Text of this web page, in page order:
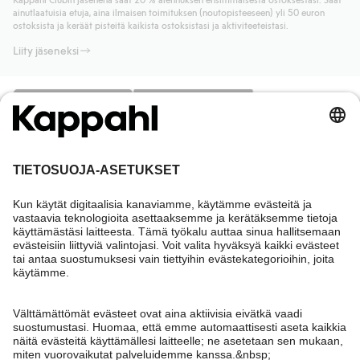
Lue lisää
ainutlaatuisia etuja, aina ilmaisen toimituksen (noutopisteeseen) yli 50 euron
ostoksista ja keräät pisteitä kaikista ostoksistasi ja aktiviteeteistasi.
Liity jäseneksi
Tarvitsetko apua?
Asiakaspalvelu
Usein kysyttyä
Tilaus
Ota yhteyttä
Kappahl Club
Kappahl Club
Jäsenyysehdot
Tietoa Kappahl Group
Ehdot & käytännöt